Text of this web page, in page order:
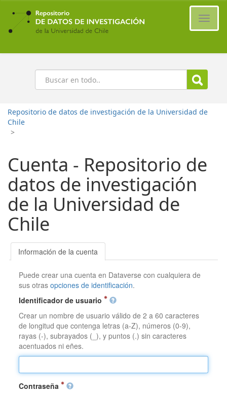
Ir
contenido
principal
Buscar
Repositorio de datos de investigación de la Universidad de
Chile
>
Cuenta - Repositorio de
datos de investigación
de la Universidad de
Chile
Información de la cuenta
Puede crear una cuenta en Dataverse con cualquiera de
sus otrasopciones de identificación.
Identificador de usuario
Crear un nombre de usuario válido de 2 a 60 caracteres
de longitud que contenga letras (a-Z), números (0-9),
rayas (-), subrayados (_), y puntos (.) sin caracteres
acentuados ni eñes.
Contraseña